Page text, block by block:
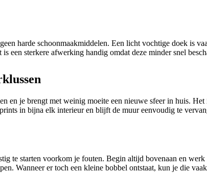
harde schoonmaakmiddelen. Een licht vochtige doek is
een sterkere afwerking handig omdat deze minder snel
en je brengt met weinig moeite een nieuwe sfeer in huis.
in bijna elk interieur en blijft de muur eenvoudig te
te starten voorkom je fouten. Begin altijd bovenaan en werk
Wanneer er toch een kleine bobbel ontstaat, kun je die